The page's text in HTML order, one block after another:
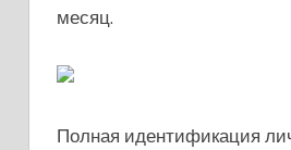
месяц.
Полная идентификация